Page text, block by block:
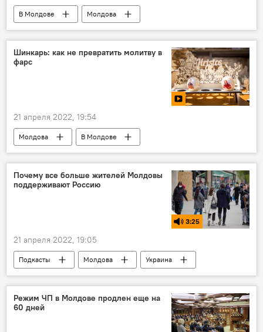
В Молдове
Молдова
Приднестровье
Шинкарь: как не превратить молитву в
фарс
21 апреля 2022, 19:54
Молдова
В Молдове
Виталий Шинкарь
Пасха
Почему все больше жителей Молдовы
поддерживают Россию
3:25
21 апреля 2022, 19:05
Подкасты Молдова
Украина
НАТО
Россия
Режим ЧП в Молдове продлен еще на
60 дней